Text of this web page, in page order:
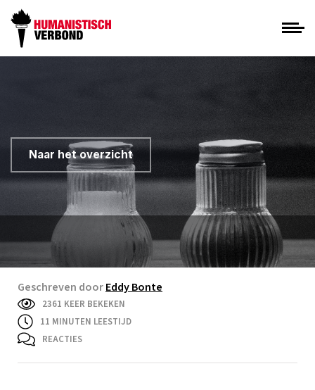
Naar het overzicht
Geschreven doorEddy Bonte
2361 KEER BEKEKEN
11 MINUTEN LEESTIJD
REACTIES